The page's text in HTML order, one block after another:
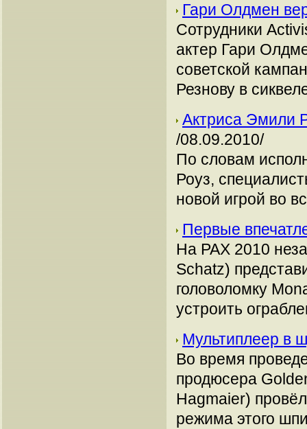
Гари Олдмен
Сотрудники
актер Гари
советской
Резнову в
Актриса Эмили
/08.09.2010/
По словам
Роуз,
новой игрой во
Первые
На PAX 2010
Schatz)
головоломку
устроить
Мультиплеер в
Во время
продюсера
Hagmaier)
режима этого